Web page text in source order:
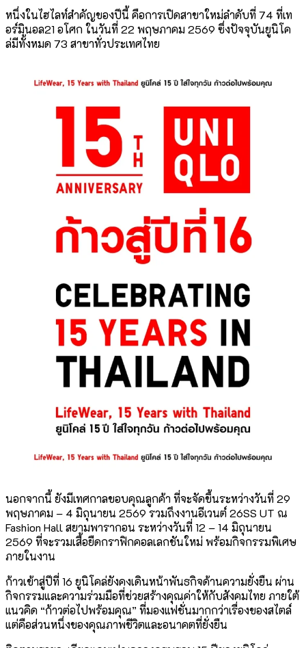
หนึ่งในไฮไลท์สำคัญของปีนี้ คือการเปิดสาขาใหม่ลำดับที่ 74 ที่เท
อร์มินอล21 อโศก ในวันที่ 22 พฤษภาคม 2569 ซึ่งปัจจุบันยูนิโค
ล่มีทั้งหมด 73 สาขาทั่วประเทศไทย
นอกจากนี้ ยังมีเทศกาลขอบคุณลูกค้า ที่จะจัดขึ้นระหว่างวันที่ 29
พฤษภาคม – 4 มิถุนายน 2569 รวมถึงงานอีเวนต์ 26SS UT ณ
Fashion Hall สยามพารากอน ระหว่างวันที่ 12 – 14 มิถุนายน
2569 ที่จะรวมเสื้อยืดกราฟิกคอลเลกชันใหม่ พร้อมกิจกรรมพิเศษ
ภายในงาน
ก้าวเข้าสู่ปีที่ 16 ยูนิโคล่ยังคงเดินหน้าพันธกิจด้านความยั่งยืน ผ่าน
กิจกรรมและความร่วมมือที่ช่วยสร้างคุณค่าให้กับสังคมไทย ภายใต้
แนวคิด “ก้าวต่อไปพร้อมคุณ” ที่มองแฟชั่นมากกว่าเรื่องของสไตล์
แต่คือส่วนหนึ่งของคุณภาพชีวิตและอนาคตที่ยั่งยืน